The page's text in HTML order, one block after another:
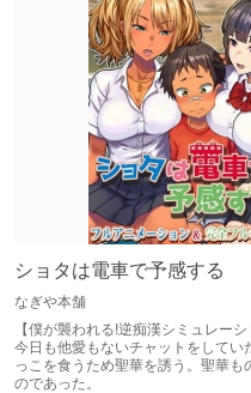
ショタは電車で予感する
なぎや本舗
【僕が襲われる!逆痴漢シミュレー
今日も他愛もないチャットをしてい
っこを食うため聖華を誘う。聖華
のであった。